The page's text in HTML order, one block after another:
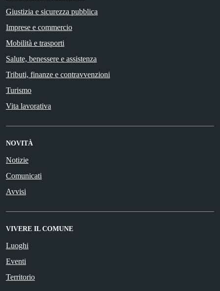
Giustizia e sicurezza pubblica
Imprese e commercio
Mobilità e trasporti
Salute, benessere e assistenza
Tributi, finanze e contravvenzioni
Turismo
Vita lavorativa
NOVITÀ
Notizie
Comunicati
Avvisi
VIVERE IL COMUNE
Luoghi
Eventi
Territorio